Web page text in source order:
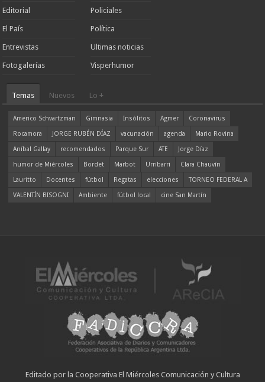
Editorial
El País
Entrevistas
Fotogalerías
Policiales
Política
Ultimas noticias
Visperhumor
Temas Nuevos Lo +
Americo Schvartzman Gimnasia Insólitos Agmer
Coronavirus
Rocamora
JORGE RUBÉN DÍAZ vacunación agenda
Mario Rovina
Aníbal Gallay
recomendados Parque Sur ATE
Jorge Díaz
humor de Miércoles
Bordet Marbot Urribarri
Clara Chauvín
Lauritto
Docentes fútbol Regatas elecciones
TORNEO FEDERAL A
VALENTÍN BISOGNI
Ambiente fútbol local cine San Martín
Editado por la Cooperativa El Miércoles Comunicación y Cultura